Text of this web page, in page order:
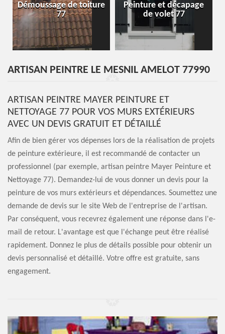
Démoussage de toiture
77
Peinture et décapage
de volet 77
ARTISAN PEINTRE LE MESNIL AMELOT 77990
ARTISAN PEINTRE MAYER PEINTURE ET
NETTOYAGE 77 POUR VOS MURS EXTÉRIEURS
AVEC UN DEVIS GRATUIT ET DÉTAILLÉ
Afin de bien gérer vos dépenses lors de la réalisation de projets
de peinture extérieure, il est recommandé de contacter un
professionnel (par exemple, artisan peintre Mayer Peinture et
Nettoyage 77). Demandez-lui de vous donner un devis pour la
peinture de vos murs extérieurs et dépendances. Soumettez une
demande de devis sur le site Web de l'entreprise de l'artisan.
Par conséquent, vous recevrez également une réponse dans l'e-
mail de retour. L'avantage est que l'échange peut être réalisé
rapidement. Donnez le plus de détails possible pour obtenir un
devis personnalisé et détaillé. Votre offre est gratuite, sans
engagement.